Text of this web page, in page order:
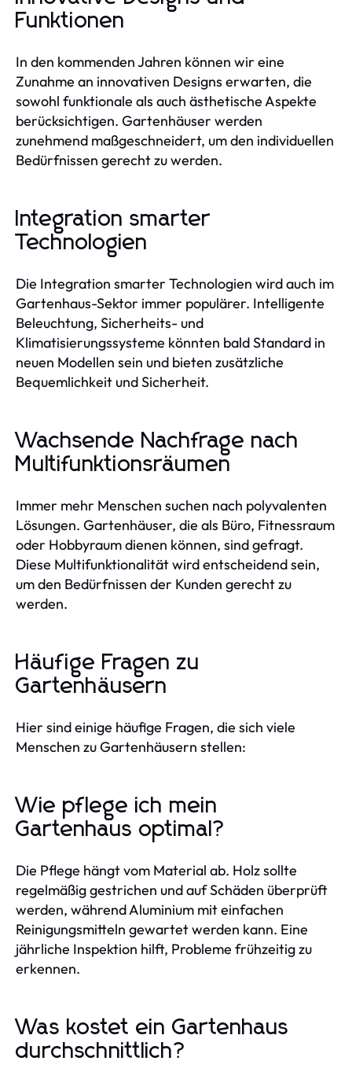
Funktionen
In den kommenden Jahren können wir eine
Zunahme an innovativen Designs erwarten, die
sowohl funktionale als auch ästhetische Aspekte
berücksichtigen. Gartenhäuser werden
zunehmend maßgeschneidert, um den individuellen
Bedürfnissen gerecht zu werden.
Integration smarter
Technologien
Die Integration smarter Technologien wird auch im
Gartenhaus-Sektor immer populärer. Intelligente
Beleuchtung, Sicherheits- und
Klimatisierungssysteme könnten bald Standard in
neuen Modellen sein und bieten zusätzliche
Bequemlichkeit und Sicherheit.
Wachsende Nachfrage nach
Multifunktionsräumen
Immer mehr Menschen suchen nach polyvalenten
Lösungen. Gartenhäuser, die als Büro, Fitnessraum
oder Hobbyraum dienen können, sind gefragt.
Diese Multifunktionalität wird entscheidend sein,
um den Bedürfnissen der Kunden gerecht zu
werden.
Häufige Fragen zu
Gartenhäusern
Hier sind einige häufige Fragen, die sich viele
Menschen zu Gartenhäusern stellen:
Wie pflege ich mein
Gartenhaus optimal?
Die Pflege hängt vom Material ab. Holz sollte
regelmäßig gestrichen und auf Schäden überprüft
werden, während Aluminium mit einfachen
Reinigungsmitteln gewartet werden kann. Eine
jährliche Inspektion hilft, Probleme frühzeitig zu
erkennen.
Was kostet ein Gartenhaus
durchschnittlich?